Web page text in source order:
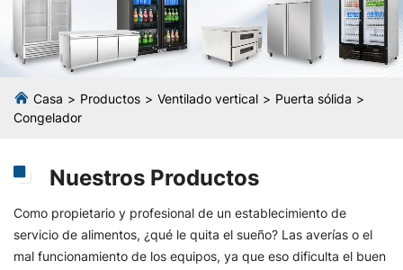
Casa Productos Ventilado vertical
Puerta sólida
Congelador
Nuestros Productos
Como propietario y profesional de un establecimiento de
servicio de alimentos, ¿qué le quita el sueño? Las averías o el
mal funcionamiento de los equipos, ya que eso dificulta el buen